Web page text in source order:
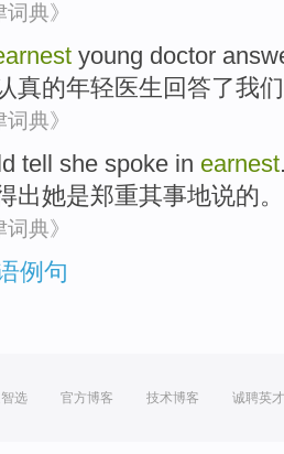
词典》
young doctor
真的年轻医生 回答了我们
词典》
tell she spoke in earnest
出她是郑重其事地说的。
词典》
例句
选 官方博客 技术博客 诚聘英才